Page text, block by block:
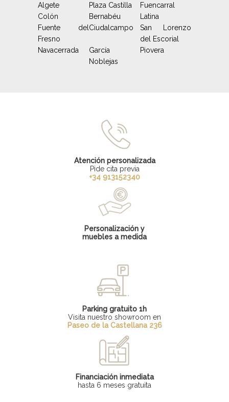
Algete
Plaza Castilla
Fuencarral
Colón
Bernabéu
Latina
Fuente del
Fresno
Ciudalcampo
San Lorenzo
del Escorial
Navacerrada
García
Noblejas
Piovera
Atención personalizada
Pide cita previa
+34 913152340
Personalización y
muebles a medida
Parking gratuito 1h
Visita nuestro showroom en
Paseo de la Castellana 236
Financiación inmediata
hasta 6 meses gratuita